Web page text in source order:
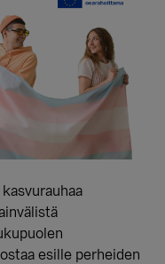
esille perheiden